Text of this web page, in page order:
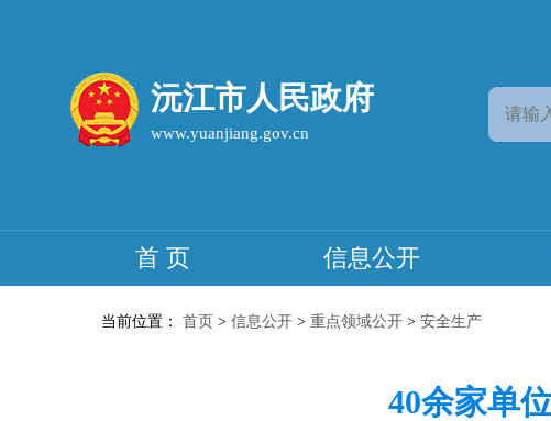
沅江市人民政府
首 页 信息公开
当前位置： 首页 > 信息公开 > 重点领域公开 > 安全生产
40余家单